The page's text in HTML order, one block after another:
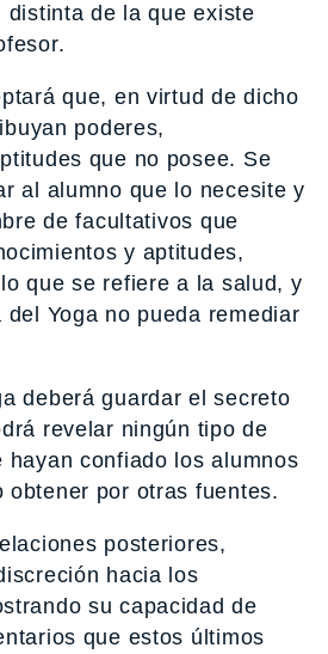
distinta de la que existe
que, en virtud de dicho
poderes,
que no posee. Se
al alumno que lo necesite y
de facultativos que
y aptitudes,
que se refiere a la salud, y
Yoga no pueda remediar
deberá guardar el secreto
revelar ningún tipo de
hayan confiado los alumnos
obtener por otras fuentes.
posteriores,
hacia los
su capacidad de
que estos últimos